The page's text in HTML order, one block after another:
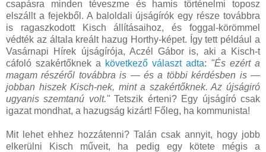
csapásra minden téveszme és hamis történelmi toposz
elszállt a fejekből. A baloldali újságírók egy része továbbra
is ragaszkodott Kisch állításaihoz, és foggal-körömmel
védték az általa kreált hazug Horthy-képet. Így tett például a
Vasárnapi Hírek újságírója, Aczél Gábor is, aki a Kisch-t
cáfoló szakértőknek a következő választ adta: "És ezért a
magam részéről továbbra is — és a többi kérdésben is —
jobban hiszek Kisch-nek, mint a szakértőknek. Az újságiró
ugyanis szemtanú volt."Tetszik érteni? Egy újságíró csak
igazat mondhat, a hazugság kizárt! Főleg, ha kommunista!
Mit lehet ehhez hozzátenni? Talán csak annyit, hogy jobb
elkerülni Kisch műveit, ha pedig egy kötete mégis a